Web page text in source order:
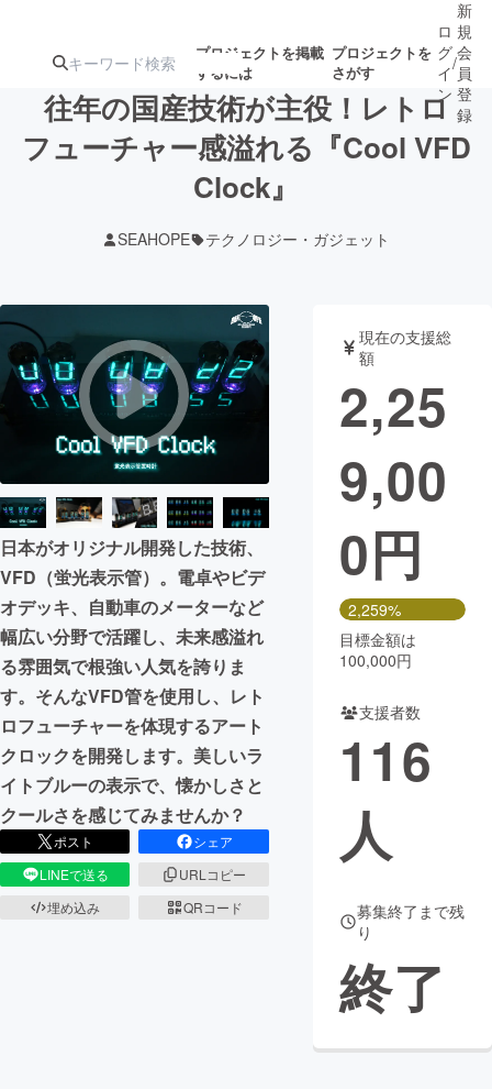
プロジェクトを掲載
するには
プロジェクトを
さがす
注目の新着プロ募集終了が近いプ
テクノロジー・ガジェット
映像・映画 書籍・雑誌
ビジネス・起業 チャレンジ
まちづくり・地域活性化
CAMPFIRE for Social Good
CAMPFIRE Creation
CAMPFIREふるさと納税machi-ya コミュニティ
ロ
グ
イ
ン
/
新
規
会
員
登
録
往年の国産技術が主役！レトロ
フューチャー感溢れる『Cool VFD
Clock』
SEAHOPE テクノロジー・ガジェット
日本がオリジナル開発した技術、
VFD（蛍光表示管）。電卓やビデ
オデッキ、自動車のメーターなど
幅広い分野で活躍し、未来感溢れ
る雰囲気で根強い人気を誇りま
す。そんなVFD管を使用し、レト
ロフューチャーを体現するアート
クロックを開発します。美しいラ
イトブルーの表示で、懐かしさと
クールさを感じてみませんか？
ポスト
シェア
LINEで送る
URLコピー
埋め込み
QRコード
現在の支援総
額
2,25
9,00
0円
2,259%
目標金額は
100,000円
支援者数
116
人
募集終了まで残
り
終了